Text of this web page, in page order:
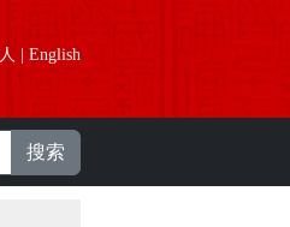
人 | English
搜索